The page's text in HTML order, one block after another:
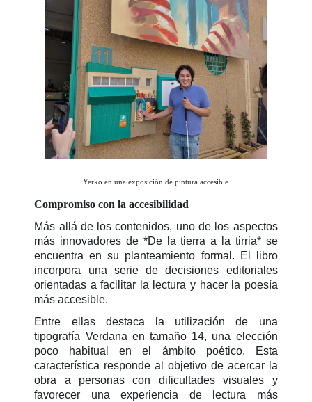
Yerko en una exposición de pintura accesible
Compromiso con la accesibilidad
Más allá de los contenidos, uno de los aspectos
más innovadores de *De la tierra a la tirria* se
encuentra en su planteamiento formal. El libro
incorpora una serie de decisiones editoriales
orientadas a facilitar la lectura y hacer la poesía
más accesible.
Entre ellas destaca la utilización de una
tipografía Verdana en tamaño 14, una elección
poco habitual en el ámbito poético. Esta
característica responde al objetivo de acercar la
obra a personas con dificultades visuales y
favorecer una experiencia de lectura más